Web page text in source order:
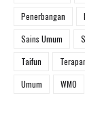
Penerbangan
Sains Umum
Taifun
Umum
WMO